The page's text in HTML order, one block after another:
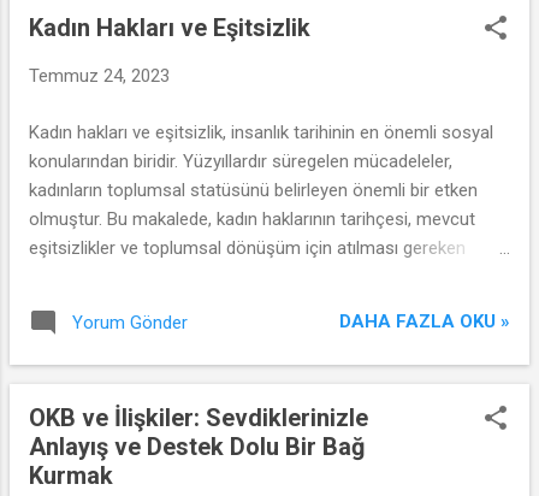
Kadın Hakları ve Eşitsizlik
Temmuz 24, 2023
Kadın hakları ve eşitsizlik, insanlık tarihinin en önemli sosyal
konularından biridir. Yüzyıllardır süregelen mücadeleler,
kadınların toplumsal statüsünü belirleyen önemli bir etken
olmuştur. Bu makalede, kadın haklarının tarihçesi, mevcut
eşitsizlikler ve toplumsal dönüşüm için atılması gereken
Yorum Gönder DAHA FAZLA OKU »
OKB ve İlişkiler: Sevdiklerinizle
Anlayış ve Destek Dolu Bir Bağ
Kurmak